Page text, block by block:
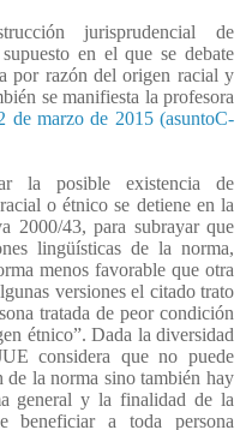
jurisprudencial de
en el que se debate
por razón del origen racial y
se manifiesta la profesora
de marzo de 2015 (asuntoC-
la posible existencia de
o étnico se detiene en la
2000/43, para subrayar que
lingüísticas de la norma,
menos favorable que otra
versiones el citado trato
tratada de peor condición
étnico”. Dada la diversidad
considera que no puede
de la norma sino también hay
general y la finalidad de la
beneficiar a toda persona